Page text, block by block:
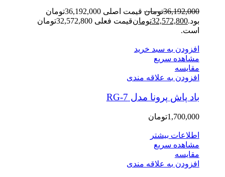
36,192,000تومان
قیمت اصلی 36,192,000تومان
بود.32,572,800تومان
قیمت فعلی 32,572,800تومان
است.
افزودن به سبد خرید
مشاهده سریع
مقایسه
افزودن به علاقه مندی
باد پاش پرونا مدل RG-7
1,700,000تومان
اطلاعات بیشتر
مشاهده سریع
مقایسه
افزودن به علاقه مندی